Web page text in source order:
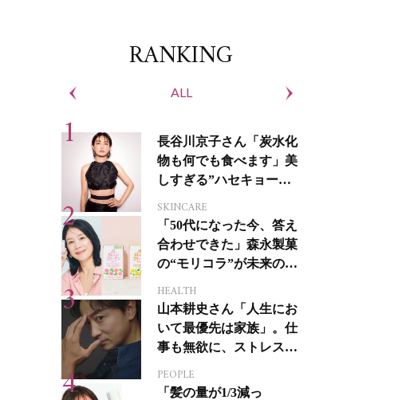
RANKING
ALL
長谷川京子さん「炭水化
物も何でも食べます」美
しすぎる”ハセキョーボ
SKINCARE
「50代になった今、答え
合わせできた」森永製菓
の“モリコラ”が未来のキ
HEALTH
山本耕史さん「人生にお
いて最優先は家族」。仕
事も無欲に、ストレスを
PEOPLE
「髪の量が1/3減っ